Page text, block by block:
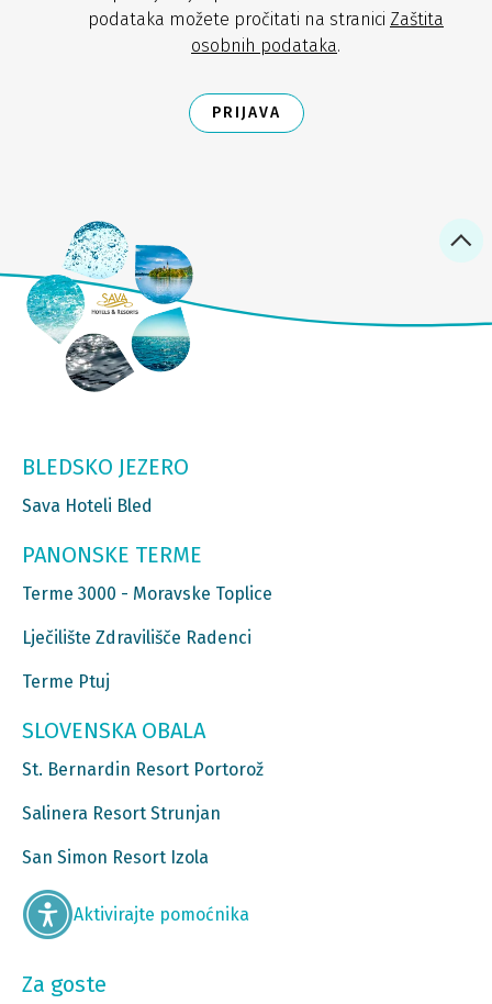
podataka možete pročitati na stranici Zaštita
osobnih podataka.
PRIJAVA
BLEDSKO JEZERO
Sava Hoteli Bled
PANONSKE TERME
Terme 3000 - Moravske Toplice
Lječilište Zdravilišče Radenci
Terme Ptuj
SLOVENSKA OBALA
St. Bernardin Resort Portorož
Salinera Resort Strunjan
San Simon Resort Izola
Aktivirajte pomoćnika
Za goste